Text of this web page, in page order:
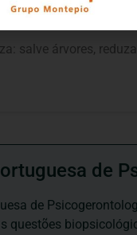
salve árvores,
de
de
questões